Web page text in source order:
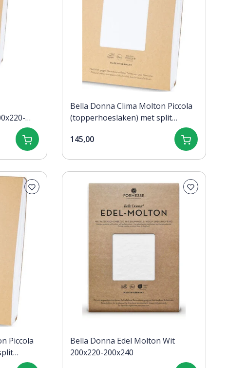
Bella Donna Clima Molton Piccola
(topperhoeslaken) met split
145,00
Piccola
Bella Donna Edel Molton Wit
200x220-200x240